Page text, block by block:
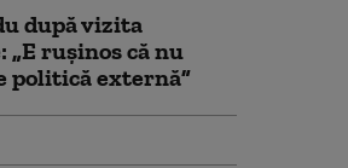
după vizita
ruşinos că nu
politică externă”